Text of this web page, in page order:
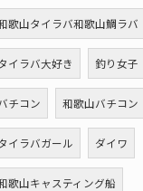
歌山タイラバ和歌山鯛ラバ
イラバ大好き 釣り女子
チコン 和歌山バチコン
イラバガール ダイワ
歌山キャスティング船